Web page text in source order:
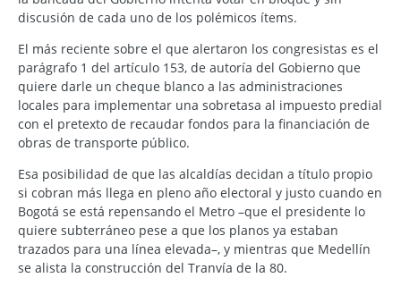
discusión de cada uno de los polémicos ítems.
El más reciente sobre el que alertaron los congresistas es el
parágrafo 1 del artículo 153, de autoría del Gobierno que
quiere darle un cheque blanco a las administraciones
locales para implementar una sobretasa al impuesto predial
con el pretexto de recaudar fondos para la financiación de
obras de transporte público.
Esa posibilidad de que las alcaldías decidan a título propio
si cobran más llega en pleno año electoral y justo cuando en
Bogotá se está repensando el Metro –que el presidente lo
quiere subterráneo pese a que los planos ya estaban
trazados para una línea elevada–, y mientras que Medellín
se alista la construcción del Tranvía de la 80.